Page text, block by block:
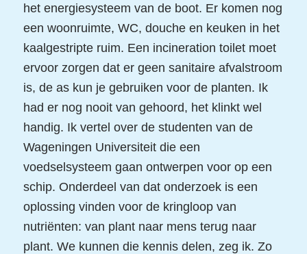
het energiesysteem van de boot. Er komen nog
een woonruimte, WC, douche en keuken in het
kaalgestripte ruim. Een incineration toilet moet
ervoor zorgen dat er geen sanitaire afvalstroom
is, de as kun je gebruiken voor de planten. Ik
had er nog nooit van gehoord, het klinkt wel
handig. Ik vertel over de studenten van de
Wageningen Universiteit die een
voedselsysteem gaan ontwerpen voor op een
schip. Onderdeel van dat onderzoek is een
oplossing vinden voor de kringloop van
nutriënten: van plant naar mens terug naar
plant. We kunnen die kennis delen, zeg ik. Zo